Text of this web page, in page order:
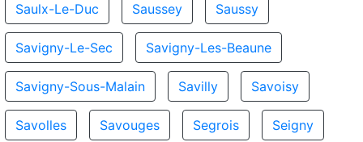
Saulx-Le-Duc Saussey Saussy
Savigny-Le-Sec Savigny-Les-Beaune
Savigny-Sous-Malain Savilly Savoisy
Savolles Savouges Segrois Seigny